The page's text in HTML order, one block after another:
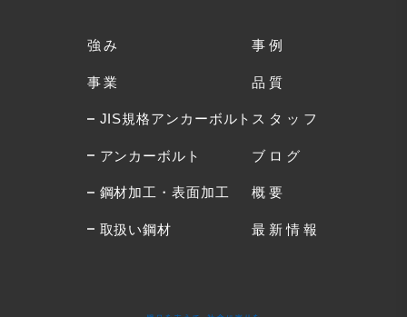
強み
事業
JIS規格アンカーボルト
アンカーボルト
鋼材加工・表面加工
取扱い鋼材
事例
品質
スタッフ
ブログ
概要
最新情報